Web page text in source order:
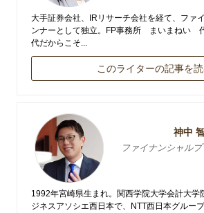
大手証券会社、IRリサーチ会社を経て、ファ
ンナーとして独立。FP事務所 まいまねい
代だからこそ...
このライターの記事を
神中
ファイナンシャル
1992年宮崎県生まれ。関西学院大学会計大学
ジネスアソシエ西日本で、NTT西日本グルー